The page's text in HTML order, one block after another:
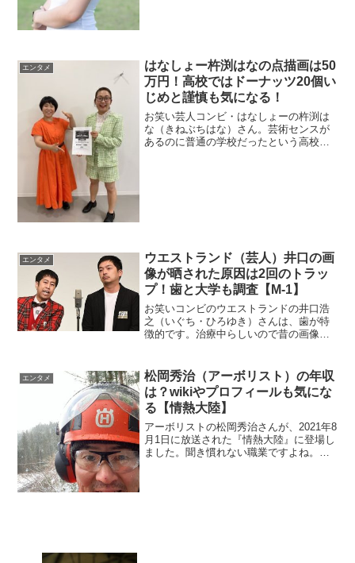
エンタメ
はなしょー杵渕はなの点描画は50
万円！高校ではドーナッツ20個い
じめと謹慎も気になる！
お笑い芸人コンビ・はなしょーの杵渕は
な（きねぶちはな）さん。芸術センスが
あるのに普通の学校だったという高校を
エンタメ
ウエストランド（芸人）井口の画
像が晒された原因は2回のトラッ
プ！歯と大学も調査【M-1】
お笑いコンビのウエストランドの井口浩
之（いぐち・ひろゆき）さんは、歯が特
徴的です。治療中らしいので昔の画像を
エンタメ
松岡秀治（アーボリスト）の年収
は？wikiやプロフィールも気にな
る【情熱大陸】
アーボリストの松岡秀治さんが、2021年8
月1日に放送された『情熱大陸』に登場し
ました。聞き慣れない職業ですよね。年